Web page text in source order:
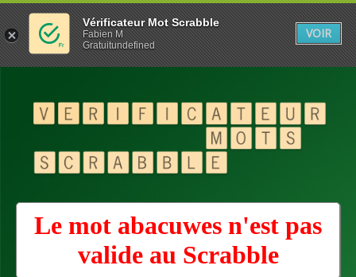
Le mot abacuwes n'est pas
valide au Scrabble
Vérificateur Mot Scrabble
Fabien M
Gratuitundefined
VOIR